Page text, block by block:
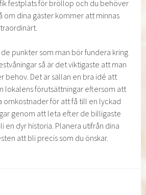
festplats för bröllop och du behöver
om dina gäster kommer att minnas
punkter som man bör fundera kring
så är det viktigaste att man
behov. Det är sällan en bra idé att
lokalens förutsättningar eftersom att
omkostnader för att få till en lyckad
genom att leta efter de billigaste
en dyr historia. Planera utifrån dina
att bli precis som du önskar.